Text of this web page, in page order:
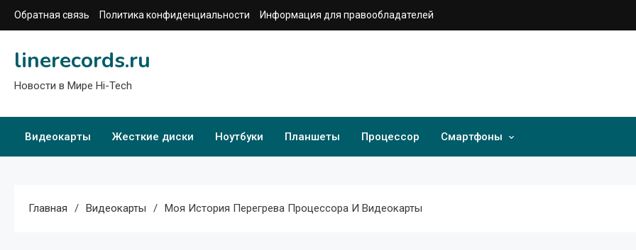
Перейти
к
Обратная связь Политика конфиденциальности Информация для правообладателей
linerecords.ru
Новости в Мире Hi-Tech
Видеокарты Жесткие диски Ноутбуки Планшеты Процессор Смартфоны
Главная Видеокарты Моя История Перегрева Процессора И Видеокарты